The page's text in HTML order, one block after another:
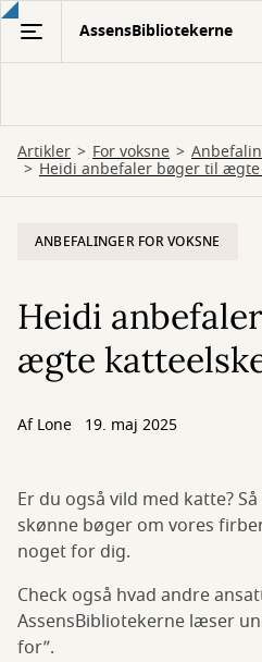
Gå
hovedindhold
AssensBibliotekerne
Artikler For voksne
Heidi anbefaler bøger til
ANBEFALINGER FOR VOKSNE
Heidi
ægte
AfLone 19. maj 2025
Er du også vild med katte?
skønne bøger om vores
noget for dig.
Check også hvad andre
AssensBibliotekerne læser
for”.